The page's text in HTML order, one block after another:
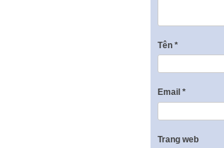
Tên *
Email *
Trang web